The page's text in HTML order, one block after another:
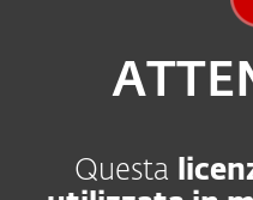
Questa